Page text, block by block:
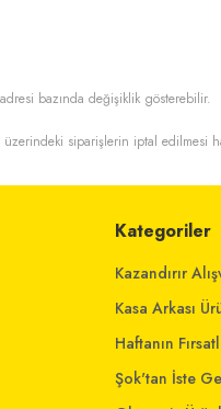
adresi bazında değişiklik gösterebilir.
siparişlerin iptal edilmesi
Kategoriler
Kazandırır
Kasa Arkası
Haftanın
Şok'tan İste